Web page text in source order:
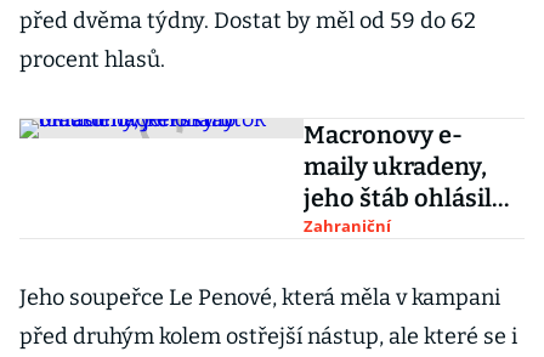
před dvěma týdny. Dostat by měl od 59 do 62
procent hlasů.
Macronovy e-
maily ukradeny,
jeho štáb ohlásil
hackerský útok
Zahraniční
Jeho soupeřce Le Penové, která měla v kampani
před druhým kolem ostřejší nástup, ale které se i